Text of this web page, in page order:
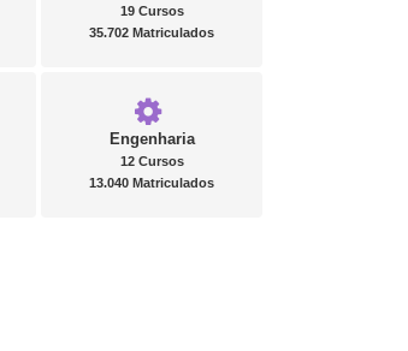
19 Cursos
35.702 Matriculados
Engenharia
12 Cursos
13.040 Matriculados